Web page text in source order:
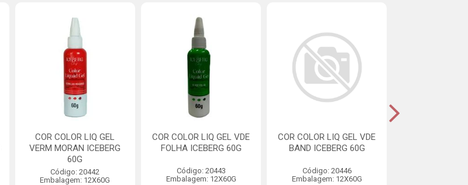
COR COLOR LIQ GEL
VERM MORAN ICEBERG
60G
Código: 20442
Embalagem: 12X60G
COR COLOR LIQ GEL VDE
FOLHA ICEBERG 60G
Código: 20443
Embalagem: 12X60G
COR COLOR LIQ GEL VDE
BAND ICEBERG 60G
Código: 20446
Embalagem: 12X60G